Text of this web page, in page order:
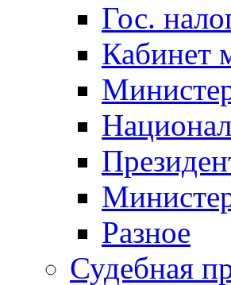
Гос.
Кабинет
Разное
Судебная